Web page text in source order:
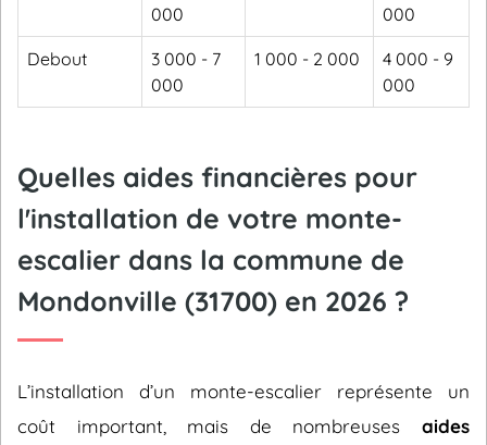
000
000
Debout
3 000 - 7
000
1 000 - 2 000
4 000 - 9
000
Quelles aides financières pour
l'installation de votre monte-
escalier dans la commune de
Mondonville (31700) en 2026 ?
L’installation d’un monte-escalier représente un
coût important, mais de nombreuses aides